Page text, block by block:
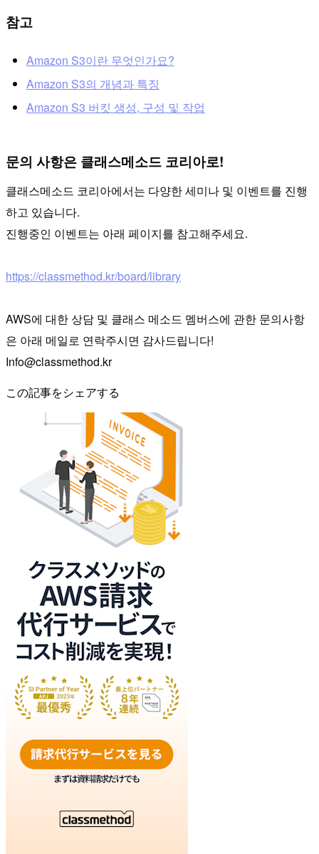
참고
Amazon S3이란 무엇인가요?
Amazon S3의 개념과 특징
Amazon S3 버킷 생성, 구성 및 작업
문의 사항은 클래스메소드 코리아로!
클래스메소드 코리아에서는 다양한 세미나 및 이벤트를 진행
하고 있습니다.
진행중인 이벤트는 아래 페이지를 참고해주세요.
https://classmethod.kr/board/library
AWS에 대한 상담 및 클래스 메소드 멤버스에 관한 문의사항
은 아래 메일로 연락주시면 감사드립니다!
Info@classmethod.kr
この記事をシェアする